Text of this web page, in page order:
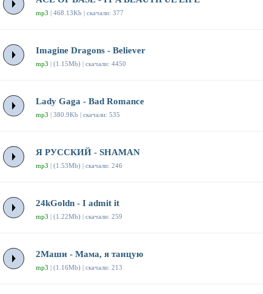
mp3 | 468.13Kb | скачали: 377
Imagine Dragons - Believer
mp3 | (1.15Mb) | скачали: 4450
Lady Gaga - Bad Romance
mp3 | 380.9Kb | скачали: 535
Я РУССКИЙ - SHAMAN
mp3 | (1.53Mb) | скачали: 246
24kGoldn - I admit it
mp3 | (1.22Mb) | скачали: 259
2Маши - Мама, я танцую
mp3 | (1.16Mb) | скачали: 213